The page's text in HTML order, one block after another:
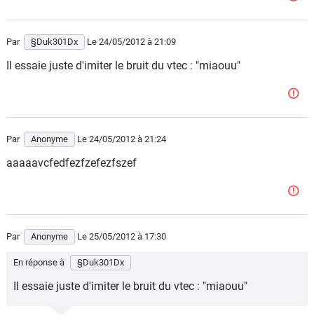
Par §Duk301Dx Le 24/05/2012 à 21:09
Il essaie juste d'imiter le bruit du vtec : "miaouu"
Par Anonyme Le 24/05/2012 à 21:24
aaaaavcfedfezfzefezfszef
Par Anonyme Le 25/05/2012 à 17:30
En réponse à §Duk301Dx
Il essaie juste d'imiter le bruit du vtec : "miaouu"